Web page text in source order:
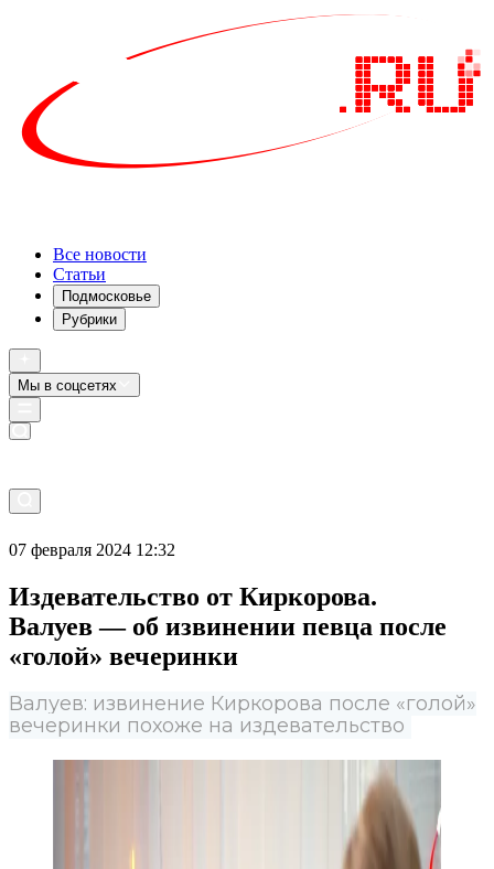
Все новости
Статьи
Подмосковье
Рубрики
Мы в соцсетях
07 февраля 2024 12:32
Издевательство от Киркорова.
Валуев — об извинении певца после
«голой» вечеринки
Валуев: извинение Киркорова после «голой»
вечеринки похоже на издевательство